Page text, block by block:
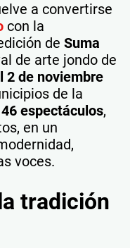
a convertirse
con la
de Suma
de arte jondo de
2 de noviembre
de la
46 espectáculos,
en un
voces.
tradición